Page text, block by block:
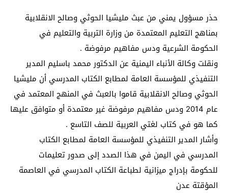
حذر مسؤول يمني من عبث مليشيا الحوثي وصالح الانقلابية
بمناهج التعليم المعتمدة من وزارة التربية والتعليم في
الحكومة الشرعية ودس مفاهيم مرفوضة .
ونقلت وكالة الأنباء اليمنية عن الدكتور محمد باسليم المدير
التنفيذي للمؤسسة العامة لمطابع الكتاب المدرسي أن مليشيا
الحوثي وصالح الانقلابية قاموا بالعبث في المنهج المعتمد في
عام 2014 ودس مفاهيم مرفوضة غير معتمدة أو متوافق عليها
كما هو في كتاب لغتي العربية للصف التاسع .
وأشار المدير التنفيذي للمؤسسة العامة لمطابع الكتاب
المدرسي في اليمن في هذا الصدد إلى صدور تعليمات
للحكومة بإدراج ميزانية لطباعة الكتاب المدرسي في العاصمة
المؤقتة عدن